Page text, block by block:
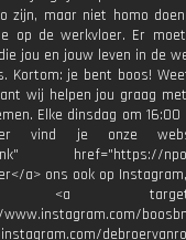
zijn, maar niet homo
op de werkvloer. Er
jou en jouw leven in de
Kortom: je bent boos!
wij helpen jou graag
Elke dinsdag om
vind je onze
href="https://
a> ons ook op
<a